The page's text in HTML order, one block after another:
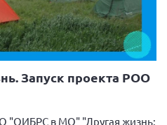
Запуск проекта РОО
"ОИБРС в МО" "Другая жизнь: